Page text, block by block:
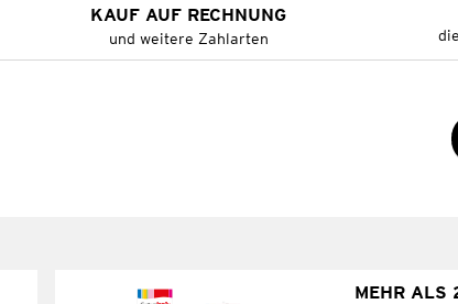
KAUF AUF RECHNUNG
und weitere Zahlarten
MEHR ALS